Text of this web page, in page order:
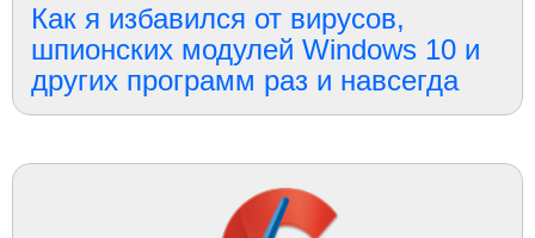
Как я избавился от вирусов,
шпионских модулей Windows 10 и
других программ раз и навсегда